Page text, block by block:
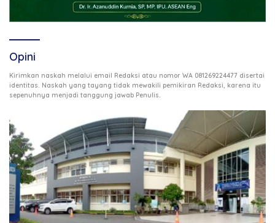
Opini
Kirimkan naskah melalui email Redaksi atau nomor WA 081269224477 disertai
identitas. Naskah yang tayang tidak mewakili pemikiran Redaksi, karena itu
sepenuhnya menjadi tanggung jawab Penulis